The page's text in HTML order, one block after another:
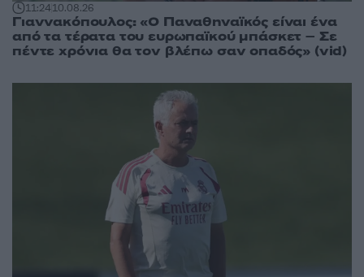
11:2410.08.26
Γιαννακόπουλος: «Ο Παναθηναϊκός είναι ένα
από τα τέρατα του ευρωπαϊκού μπάσκετ – Σε
πέντε χρόνια θα τον βλέπω σαν οπαδός» (vid)